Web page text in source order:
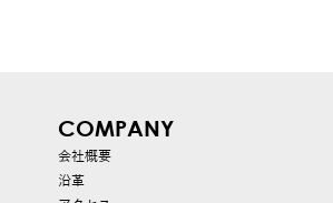
COMPANY
会社概要
沿革